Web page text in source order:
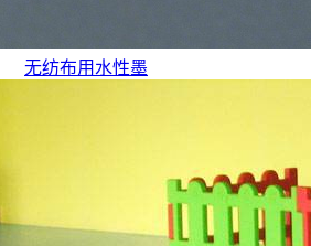
无纺布用水性墨